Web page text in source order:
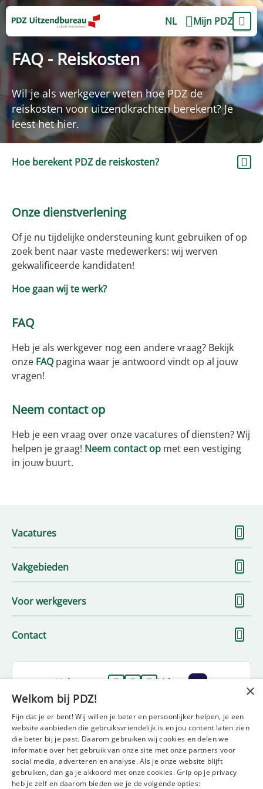
NL Mijn PDZ
FAQ - Reiskosten
Wil je als werkgever weten hoe PDZ de
reiskosten voor uitzendkrachten berekent? Je
leest het hier.
Hoe berekent PDZ de reiskosten?
Onze dienstverlening
Of je nu tijdelijke ondersteuning kunt gebruiken of op
zoek bent naar vaste medewerkers: wij werven
gekwalificeerde kandidaten!
Hoe gaan wij te werk?
FAQ
Heb je als werkgever nog een andere vraag? Bekijk
onze FAQpagina waar je antwoord vindt op al jouw
vragen!
Neem contact op
Heb je een vraag over onze vacatures of diensten? Wij
helpen je graag! Neem contact op met een vestiging
in jouw buurt.
Vacatures
Vakgebieden
Voor werkgevers
Contact
Volg ons op Lid van
Disclaimer Privacy statementBeleidsverklaring
Diversiteit en inclusie statementKlachtenformulier
×
Welkom bij PDZ!
Fijn dat je er bent! Wij willen je beter en persoonlijker helpen, je een
website aanbieden die gebruiksvriendelijk is en jou content laten zien
die beter bij je past. Daarom gebruiken wij cookies en delen we
informatie over het gebruik van onze site met onze partners voor
social media, adverteren en analyse. Als je onze website blijft
gebruiken, dan ga je akkoord met onze cookies. Grip op je privacy
heb je zelf en daarom bieden we je de volgende opties: